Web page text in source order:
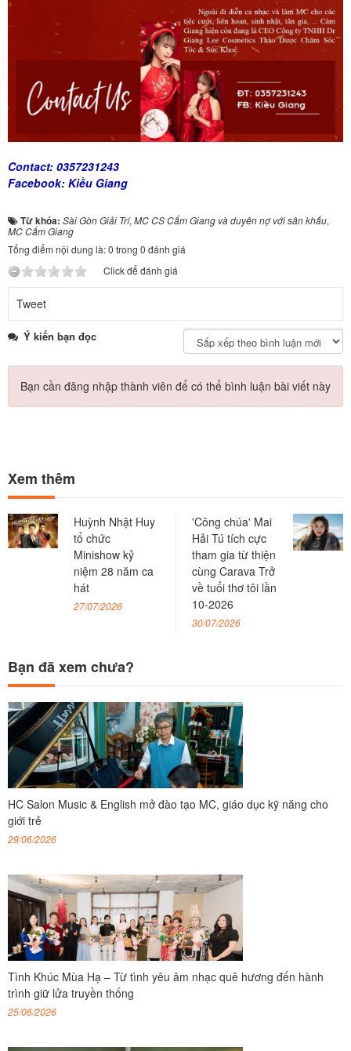
Contact: 0357231243
Facebook: Kiều Giang
Từ khóa: Sài Gòn Giải Trí, MC CS Cẩm Giang và duyên nợ với sân khấu,
MC Cẩm Giang
Tổng điểm nội dung là: 0 trong 0 đánh giá
Click để đánh giá
Tweet
Ý kiến bạn đọc
Bạn cần đăng nhập thành viên để có thể bình luận bài viết này
Xem thêm
Huỳnh Nhật Huy
tổ chức
Minishow kỷ
niệm 28 năm ca
hát
27/07/2026
'Công chúa' Mai
Hải Tú tích cực
tham gia từ thiện
cùng Carava Trở
về tuổi thơ tôi lần
10-2026
30/07/2026
Bạn đã xem chưa?
HC Salon Music & English mở đào tạo MC, giáo dục kỹ năng cho
giới trẻ
29/06/2026
Tình Khúc Mùa Hạ – Từ tình yêu âm nhạc quê hương đến hành
trình giữ lửa truyền thống
25/06/2026